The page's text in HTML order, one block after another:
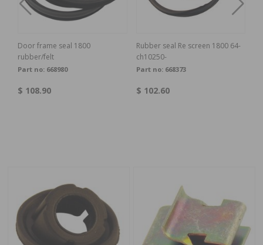
Door frame seal 1800
rubber/felt
Part no: 668980
$ 108.90
Rubber seal Re screen 1800 64-
ch10250-
Part no: 668373
$ 102.60